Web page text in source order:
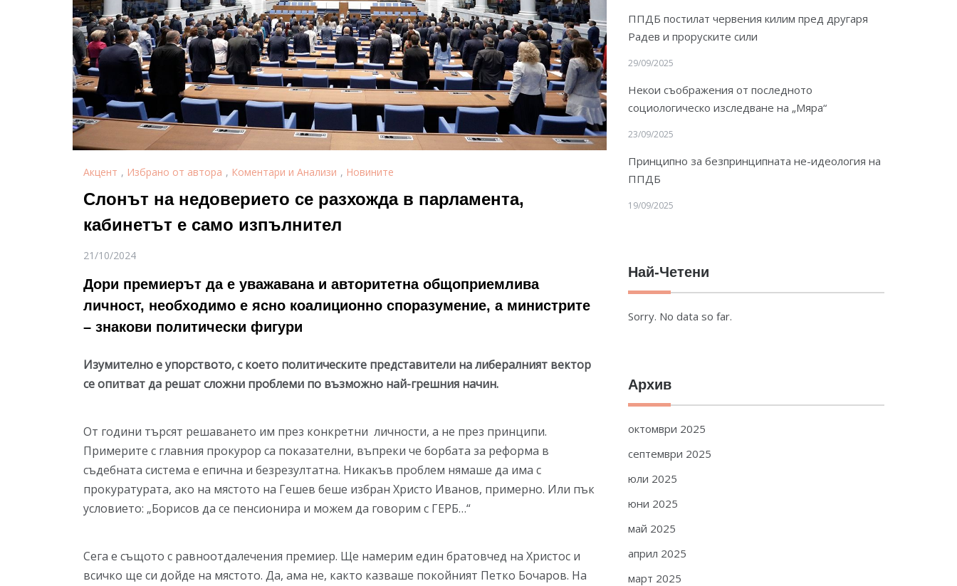
Акцент , Избрано от автора , Коментари и Анализи , Новините
Слонът на недоверието се разхожда в парламента,
кабинетът е само изпълнител
21/10/2024
Дори премиерът да е уважавана и авторитетна общоприемлива
личност, необходимо е ясно коалиционно споразумение, а министрите
– знакови политически фигури
Изумително е упорството, с което политическите представители на либералният вектор
се опитват да решат сложни проблеми по възможно най-грешния начин.
От години търсят решаването им през конкретни личности, а не през принципи.
Примерите с главния прокурор са показателни, въпреки че борбата за реформа в
съдебната система е епична и безрезултатна. Никакъв проблем нямаше да има с
прокуратурата, ако на мястото на Гешев беше избран Христо Иванов, примерно. Или пък
условието: „Борисов да се пенсионира и можем да говорим с ГЕРБ…“
Сега е същото с равноотдалечения премиер. Ще намерим един братовчед на Христос и
всичко ще си дойде на мястото. Да, ама не, както казваше покойният Петко Бочаров. На
ППДБ постилат червения килим пред другаря
Радев и проруските сили
29/09/2025
Некои съображения от последното
социологическо изследване на „Мяра“
23/09/2025
Принципно за безпринципната не-идеология на
ППДБ
19/09/2025
Най-Четени
Sorry. No data so far.
Архив
октомври 2025
септември 2025
юли 2025
юни 2025
май 2025
април 2025
март 2025